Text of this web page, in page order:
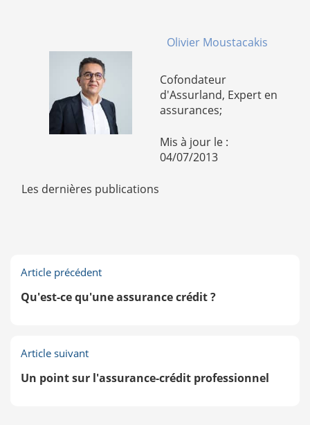
Olivier Moustacakis
Cofondateur
d'Assurland, Expert en
assurances;
Mis à jour le :
04/07/2013
Les dernières publications
Article précédent
Qu'est-ce qu'une assurance crédit ?
Article suivant
Un point sur l'assurance-crédit professionnel